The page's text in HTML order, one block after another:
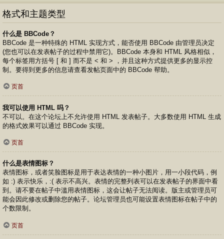
格式和主题类型
什么是 BBCode？
BBCode 是一种特殊的 HTML 实现方式，能否使用 BBCode 由管理员决定
(您也可以在发表帖子的过程中禁用它)。BBCode 本身和 HTML 风格相似，
每个标签用方括号 [ 和 ] 而不是 < 和 > ，并且这种方式提供更多的显示控
制。要得到更多的信息请查看发帖页面中的 BBCode 帮助。
页首
我可以使用 HTML 吗？
不可以。在这个论坛上不允许使用 HTML 发表帖子。大多数使用 HTML 生成
的格式效果可以通过 BBCode 实现。
页首
什么是表情图标？
表情图标，或者笑脸图标是用于表达表情的一种小图片，用一小段代码，例
如 :) 表示快乐，:( 表示不高兴。表情的完整列表可以在发表帖子的界面中看
到。请不要在帖子中滥用表情图标，这会让帖子无法阅读。版主或管理员可
能会因此修改或删除您的帖子。论坛管理员也可能设置表情图标在帖子中的
个数限制。
页首